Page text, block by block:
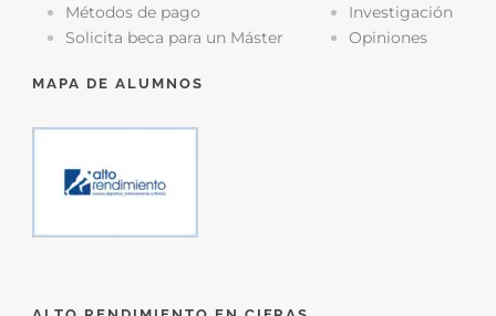
Métodos de pago
Solicita beca para un Máster
Investigación
Opiniones
MAPA DE ALUMNOS